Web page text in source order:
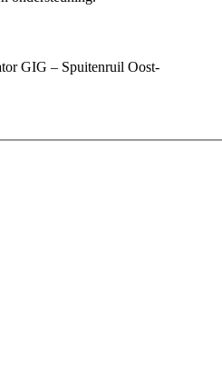
GIG – Spuitenruil Oost-